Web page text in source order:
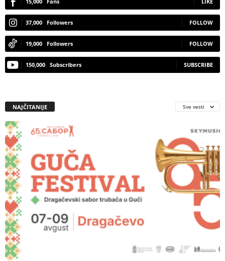
37,000 Followers FOLLOW
19,000 Followers FOLLOW
150,000 Subscribers SUBSCRIBE
NAJČITANIJE Sve vesti